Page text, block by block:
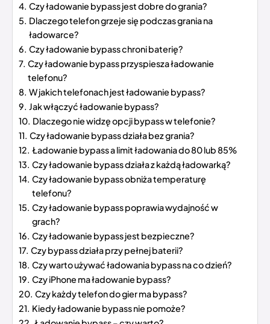
Czy ładowanie bypass jest dobre do grania?
Dlaczego telefon grzeje się podczas grania na
ładowarce?
Czy ładowanie bypass chroni baterię?
Czy ładowanie bypass przyspiesza ładowanie
telefonu?
W jakich telefonach jest ładowanie bypass?
Jak włączyć ładowanie bypass?
Dlaczego nie widzę opcji bypass w telefonie?
Czy ładowanie bypass działa bez grania?
Ładowanie bypass a limit ładowania do 80 lub 85%
Czy ładowanie bypass działa z każdą ładowarką?
Czy ładowanie bypass obniża temperaturę
telefonu?
Czy ładowanie bypass poprawia wydajność w
grach?
Czy ładowanie bypass jest bezpieczne?
Czy bypass działa przy pełnej baterii?
Czy warto używać ładowania bypass na co dzień?
Czy iPhone ma ładowanie bypass?
Czy każdy telefon do gier ma bypass?
Kiedy ładowanie bypass nie pomoże?